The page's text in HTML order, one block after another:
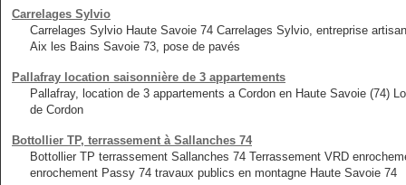
Carrelages Sylvio
Carrelages Sylvio Haute Savoie 74 Carrelages Sylvio, entreprise
Aix les Bains Savoie 73, pose de pavés
Pallafray location saisonnière de 3 appartements
Pallafray, location de 3 appartements a Cordon en Haute Savoie (74)
de Cordon
Bottollier TP, terrassement à Sallanches 74
Bottollier TP terrassement Sallanches 74 Terrassement VRD
enrochement Passy 74 travaux publics en montagne Haute Savoie 74